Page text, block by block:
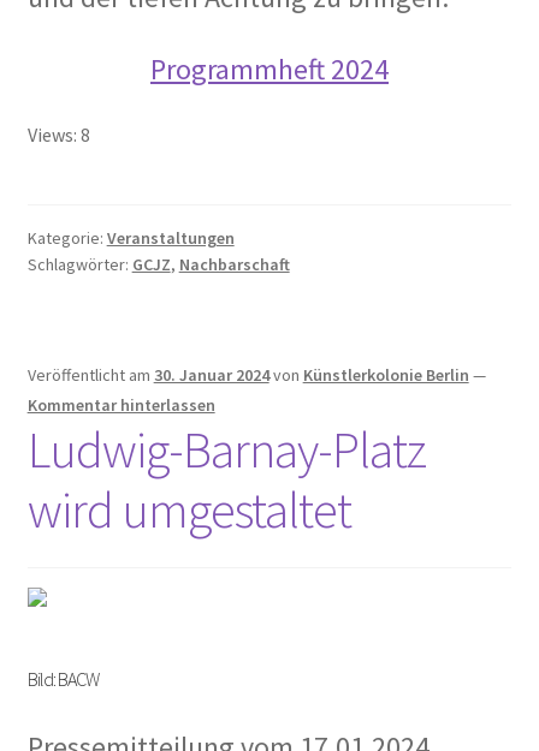
Programmheft 2024
Views: 8
Kategorie: Veranstaltungen
Schlagwörter: GCJZ, Nachbarschaft
Veröffentlicht am 30. Januar 2024von Künstlerkolonie Berlin —
Kommentar hinterlassen
Ludwig-Barnay-Platz
wird umgestaltet
Bild: BACW